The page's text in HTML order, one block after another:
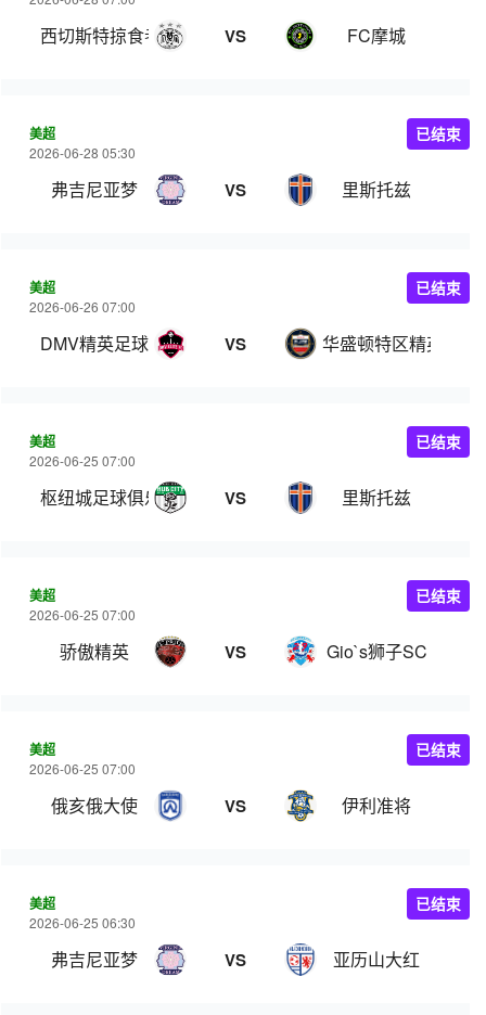
西切斯特掠食者 VS FC摩城
美超
2026-06-28 05:30
弗吉尼亚梦 VS 里斯托兹
已结束
美超
2026-06-26 07:00
DMV精英足球俱乐部 VS 华盛顿特区精英足球
已结束
美超
2026-06-25 07:00
枢纽城足球俱乐部 VS 里斯托兹
已结束
美超
2026-06-25 07:00
骄傲精英 VS Gio`s狮子SC
已结束
美超
2026-06-25 07:00
俄亥俄大使 VS 伊利准将
已结束
美超
2026-06-25 06:30
弗吉尼亚梦 VS 亚历山大红
已结束